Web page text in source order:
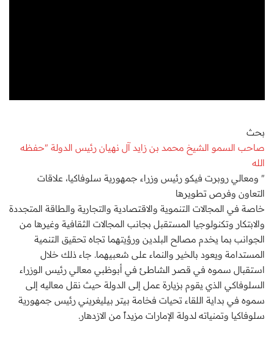
بحث
صاحب السمو الشيخ محمد بن زايد آل نهيان رئيس الدولة "حفظه
الله
" ومعالي روبرت فيكو رئيس وزراء جمهورية سلوفاكيا، علاقات
التعاون وفرص تطويرها
خاصة في المجالات التنموية والاقتصادية والتجارية والطاقة المتجددة
والابتكار وتكنولوجيا المستقبل بجانب المجالات الثقافية وغيرها من
الجوانب بما يخدم مصالح البلدين ورؤيتهما تجاه تحقيق التنمية
المستدامة ويعود بالخير والنماء على شعبيهما. جاء ذلك خلال
استقبال سموه في قصر الشاطئ في أبوظبي معالي رئيس الوزراء
السلوفاكي الذي يقوم بزيارة عمل إلى الدولة حيث نقل معاليه إلى
سموه في بداية اللقاء تحيات فخامة بيتر بيليغريني رئيس جمهورية
سلوفاكيا وتمنياته لدولة الإمارات مزيداً من الازدهار.